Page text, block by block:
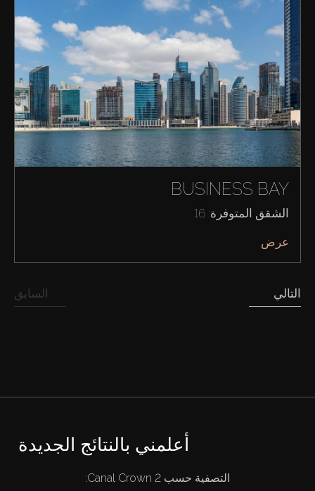
BUSINESS BAY
الشقق المتوفرة: 16
عرض
السابق التالي
أعلمني بالنتائج الجديدة
التصفية حسب Canal Crown 2: